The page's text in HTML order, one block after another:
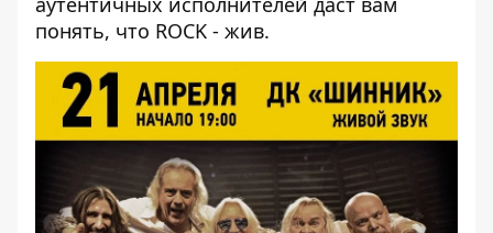
понять, что ROCK - жив.